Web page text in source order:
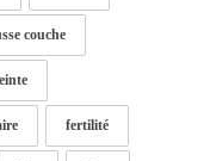
couche
fertilité